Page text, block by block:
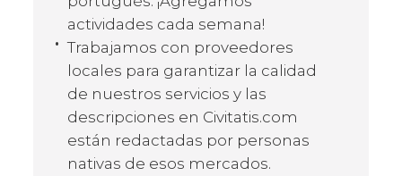
actividades cada semana!
Trabajamos con proveedores
locales para garantizar la calidad
de nuestros servicios y las
descripciones en Civitatis.com
están redactadas por personas
nativas de esos mercados.